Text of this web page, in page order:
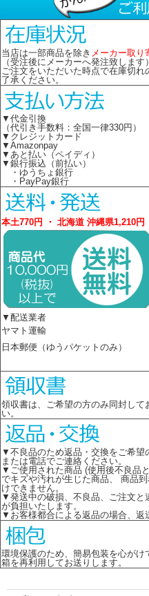
当店は一部商品を除き メーカー取り
（受注後にメーカーへ発注致します）
ご注文をいただいた時点で在庫切
了承ください。
▼代金引換
（代引き手数料：全国一律330円）
▼クレジットカード
▼Amazonpay
▼あと払い（ペイディ）
▼銀行振込（前払い）
・ゆうちょ銀行
・PayPay銀行
本土770円 ・ 北海道 沖縄県1,210円
▼配送業者
ヤマト運輸
日本郵便（ゆうパケットのみ）
領収書は、ご希望の方のみ同封して
い。
▼不良品のため返品・交換をご希
または電話でご連絡ください。
▼ご使用された商品 (使用後不良品
でキズや汚れが生じた商品、 商品
けできません。
▼発送中の破損、不良品、ご注文と
が負担いたします。
▼お客様都合による返品の場合、返
環境保護のため、簡易包装を心が
箱を再利用してお送りします。